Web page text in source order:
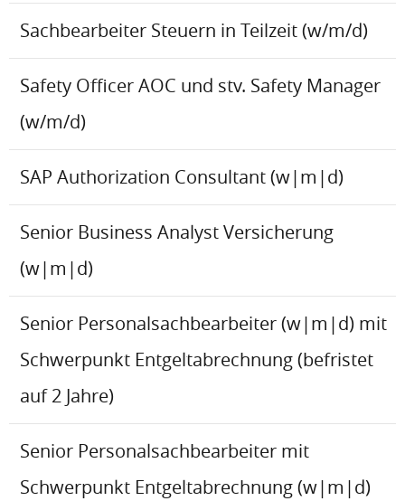
Sachbearbeiter Steuern in Teilzeit (w/m/d)
Safety Officer AOC und stv. Safety Manager
(w/m/d)
SAP Authorization Consultant (w|m|d)
Senior Business Analyst Versicherung
(w|m|d)
Senior Personalsachbearbeiter (w|m|d) mit
Schwerpunkt Entgeltabrechnung (befristet
auf 2 Jahre)
Senior Personalsachbearbeiter mit
Schwerpunkt Entgeltabrechnung (w|m|d)